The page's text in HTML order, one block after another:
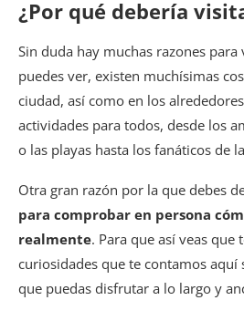
¿Por qué debería
Sin duda hay muchas razones
puedes ver, existen muchísimas
ciudad, así como en los
actividades para todos, desde los
o las playas hasta los fanáticos de
Otra gran razón por la que debes
para comprobar en persona
realmente. Para que así veas que
curiosidades que te contamos aquí
que puedas disfrutar a lo largo y